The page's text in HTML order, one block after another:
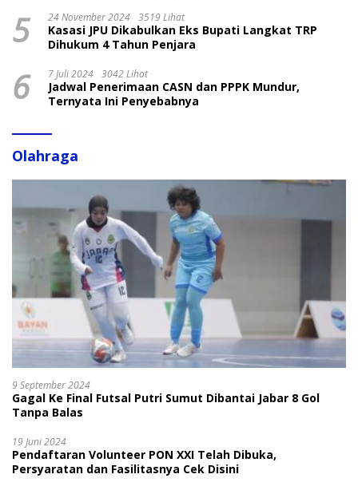
5 24 November 2024 3519 Lihat
Kasasi JPU Dikabulkan Eks Bupati Langkat TRP
Dihukum 4 Tahun Penjara
6 7 Juli 2024 3042 Lihat
Jadwal Penerimaan CASN dan PPPK Mundur,
Ternyata Ini Penyebabnya
Olahraga
9 September 2024
Gagal Ke Final Futsal Putri Sumut Dibantai Jabar 8 Gol
Tanpa Balas
19 Juni 2024
Pendaftaran Volunteer PON XXI Telah Dibuka,
Persyaratan dan Fasilitasnya Cek Disini